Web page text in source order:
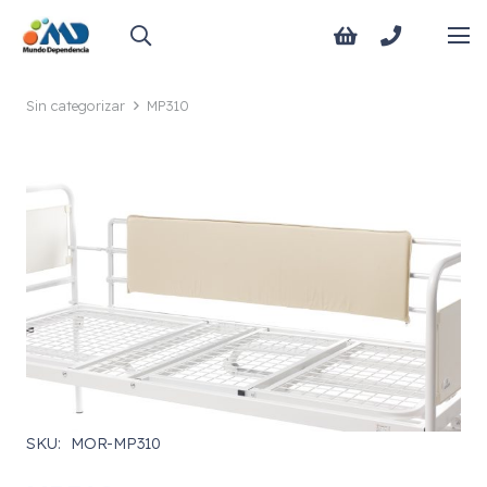
Sin categorizar MP310
SKU: MOR-MP310